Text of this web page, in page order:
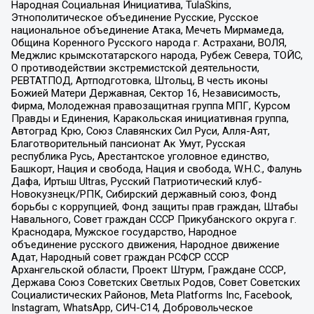
Народная Социальная Инициатива, TulaSkins,
Этнополитическое объединение Русские, Русское
национальное объединение Атака, Мечеть Мирмамеда,
Община Коренного Русского народа г. Астрахани, ВОЛЯ,
Меджлис крымскотатарского народа, Рубеж Севера, ТОЙС,
О противодействии экстремистской деятельности,
РЕВТАТПОД, Артподготовка, Штольц, В честь иконы
Божией Матери Державная, Сектор 16, Независимость,
Фирма, Молодежная правозащитная группа МПГ, Курсом
Правды и Единения, Каракольская инициативная группа,
Автоград Крю, Союз Славянских Сил Руси, Алля-Аят,
Благотворительный пансионат Ак Умут, Русская
республика Русь, Арестантское уголовное единство,
Башкорт, Нация и свобода, Нация и свобода, W.H.С., Фалунь
Дафа, Иртыш Ultras, Русский Патриотический клуб-
Новокузнецк/РПК, Сибирский державный союз, Фонд
борьбы с коррупцией, Фонд защиты прав граждан, Штабы
Навального, Совет граждан СССР Прикубанского округа г.
Краснодара, Мужское государство, Народное
объединение русского движения, Народное движение
Адат, Народный совет граждан РСФСР СССР
Архангельской области, Проект Штурм, Граждане СССР,
Держава Союз Советских Светлых Родов, Совет Советских
Социалистических Районов, Meta Platforms Inc, Facebook,
Instagram, WhatsApp, СИЧ-С14, Добровольческое